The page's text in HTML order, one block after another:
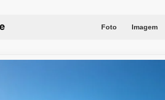
Foto Imagem